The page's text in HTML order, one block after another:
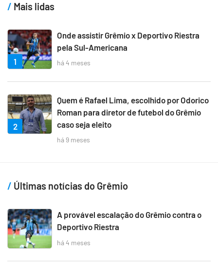
Mais lidas
1
Onde assistir Grêmio x Deportivo Riestra
pela Sul-Americana
há 4 meses
2
Quem é Rafael Lima, escolhido por Odorico
Roman para diretor de futebol do Grêmio
caso seja eleito
há 9 meses
Últimas notícias do Grêmio
A provável escalação do Grêmio contra o
Deportivo Riestra
há 4 meses